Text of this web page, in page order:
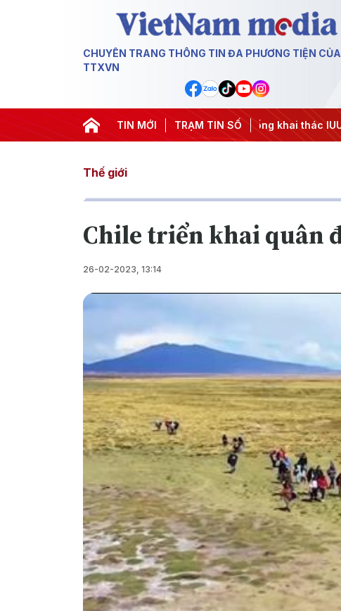
CHUYÊN TRANG THÔNG TIN ĐA PHƯƠNG TIỆN CỦA
TTXVN
TIN MỚI TRẠM TIN SỐ
#Chiến dịch 500 ngày đêm #Chống khai thác IUU #Căng
Thế giới
Chile triển khai quân
26-02-2023, 13:14